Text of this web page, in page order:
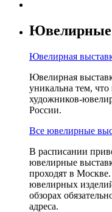
Ювелирные
Ювелирная
Ювелирная
уникальна тем,
художников-
России.
Все ювелирные
В расписании
ювелирные
проходят в
ювелирных
обзорах
адреса.